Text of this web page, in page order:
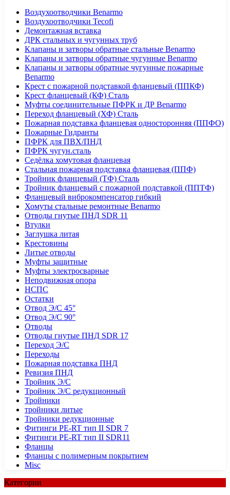
Воздухоотводчики Benarmo
Воздухоотводчики Tecofi
Демонтажная вставка
ДРК стальных и чугунных труб
Клапаны и затворы обратные стальные Benarmo
Клапаны и затворы обратные чугунные Benarmo
Клапаны и затворы обратные чугунные пожарные
Benarmo
Крест с пожарной подставкой фланцевый (ППКФ)
Крест фланцевый (КФ) Сталь
Муфты соединительные ПФРК и ДР Benarmo
Переход фланцевый (ХФ) Сталь
Пожарная подставка фланцевая односторонняя (ППФО)
Пожарные Гидранты
ПФРК для ПВХ/ПНД
ПФРК чугун.сталь
Седёлка хомутовая фланцевая
Стальная пожарная подставка фланцевая (ППФ)
Тройник фланцевый (ТФ) Сталь
Тройник фланцевый с пожарной подставкой (ППТФ)
Фланцевый виброкомпенсатор гибкий
Хомуты стальные ремонтные Benarmo
Отводы гнутые ПНД SDR 11
Втулки
Заглушка литая
Крестовины
Литые отводы
Муфты защитные
Муфты электросварные
Неподвижная опора
НСПС
Остатки
Отвод Э/С 45°
Отвод Э/С 90°
Отводы
Отводы гнутые ПНД SDR 17
Переход Э/С
Переходы
Пожарная подставка ПНД
Ревизия ПНД
Тройник Э/С
Тройник Э/С редукционный
Тройники
тройники литые
Тройники редукционные
Фитинги PE-RT тип II SDR 7
Фитинги PE-RT тип II SDR11
Фланцы
Фланцы с полимерным покрытием
Misc
Категории